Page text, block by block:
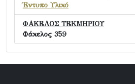
Έντυπο Υλικό
ΦΑΚΕΛΟΣ ΤΕΚΜΗΡΙΟΥ
Φάκελος 359